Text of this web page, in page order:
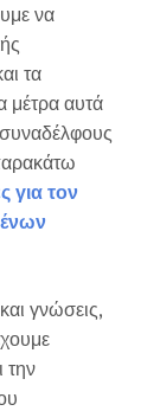
να
τα
μέτρα αυτά
για τον
γνώσεις,
την